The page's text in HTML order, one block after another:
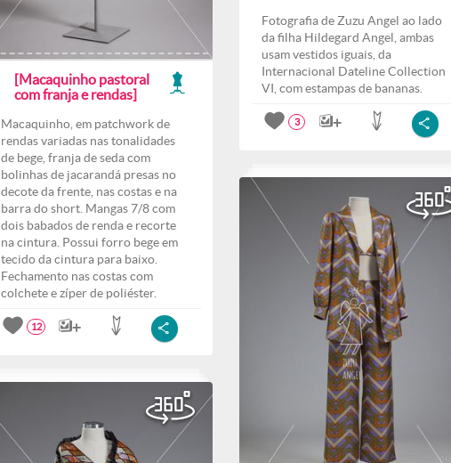
Fotografia de Zuzu Angel ao lado
da filha Hildegard Angel, ambas
usam vestidos iguais, da
Internacional Dateline Collection
VI, com estampas de bananas.
3
[Macaquinho pastoral
com franja e rendas]
Macaquinho, em patchwork de
rendas variadas nas tonalidades
de bege, franja de seda com
bolinhas de jacarandá presas no
decote da frente, nas costas e na
barra do short. Mangas 7/8 com
dois babados de renda e recorte
na cintura. Possui forro bege em
tecido da cintura para baixo.
Fechamento nas costas com
colchete e zíper de poliéster.
12